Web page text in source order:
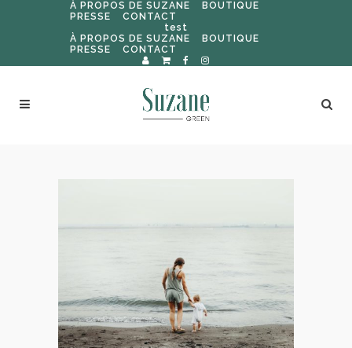
À PROPOS DE SUZANE
BOUTIQUE
PRESSE
CONTACT
test
À PROPOS DE SUZANE
BOUTIQUE
PRESSE
CONTACT